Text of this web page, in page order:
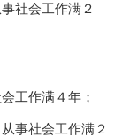
社会工作满２
工作满４年；
事社会工作满２